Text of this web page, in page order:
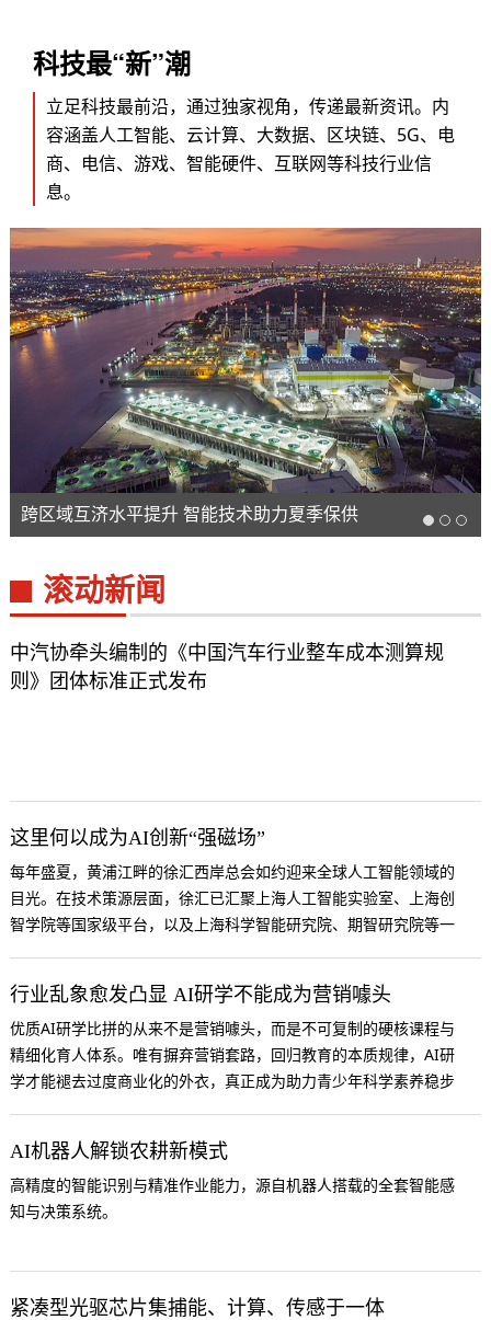
科技最“新”潮
立足科技最前沿，通过独家视角，传递最新资讯。内
容涵盖人工智能、云计算、大数据、区块链、5G、电
商、电信、游戏、智能硬件、互联网等科技行业信
息。
跨区域互济水平提升 智能技术助力夏季保供
滚动新闻
中汽协牵头编制的《中国汽车行业整车成本测算规
则》团体标准正式发布
这里何以成为AI创新“强磁场”
每年盛夏，黄浦江畔的徐汇西岸总会如约迎来全球人工智能领域的
目光。在技术策源层面，徐汇已汇聚上海人工智能实验室、上海创
智学院等国家级平台，以及上海科学智能研究院、期智研究院等一
行业乱象愈发凸显 AI研学不能成为营销噱头
优质AI研学比拼的从来不是营销噱头，而是不可复制的硬核课程与
精细化育人体系。唯有摒弃营销套路，回归教育的本质规律，AI研
学才能褪去过度商业化的外衣，真正成为助力青少年科学素养稳步
AI机器人解锁农耕新模式
高精度的智能识别与精准作业能力，源自机器人搭载的全套智能感
知与决策系统。
紧凑型光驱芯片集捕能、计算、传感于一体